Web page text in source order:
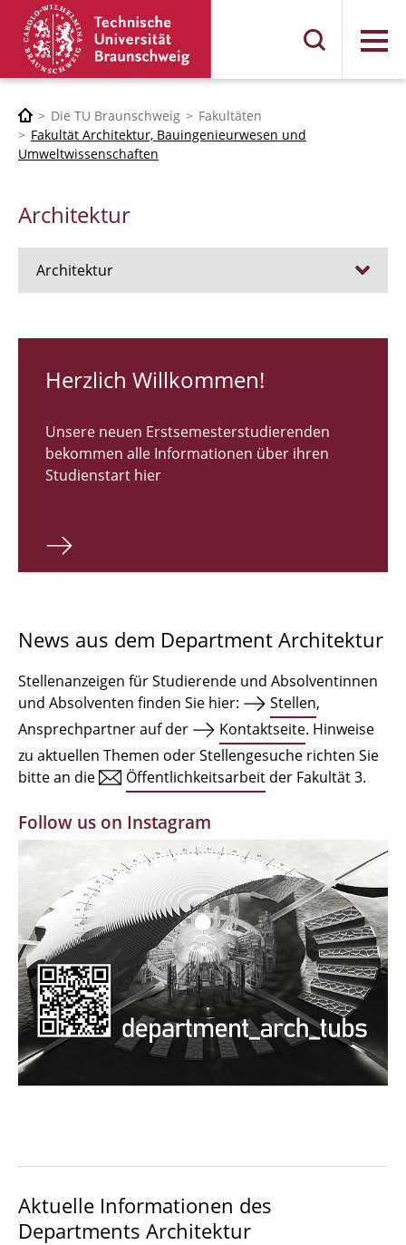
Menü
Die TU Braunschweig
Fakultäten
Fakultät Architektur, Bauingenieurwesen und
Umweltwissenschaften
Architektur
Architektur
RUNDGANG 26
Bachelor Architektur
Master Architektur
Qualifikationsprofil
Institute
Einrichtungen
Zeichensäle
MBW | Modellbauwerkstatt
Alumni | cloud club
Dokumente und Downloads
Herzlich Willkommen!
Unsere neuen Erstsemesterstudierenden
bekommen alle Informationen über ihren
Studienstart hier
News aus dem Department Architektur
Stellenanzeigen für Studierende und Absolventinnen
und Absolventen finden Sie hier:
Stellen,
Ansprechpartner auf der
Kontaktseite. Hinweise
zu aktuellen Themen oder Stellengesuche richten Sie
bitte an die
Öffentlichkeitsarbeit der Fakultät 3.
Follow us on Instagram
Aktuelle Informationen des
Departments Architektur